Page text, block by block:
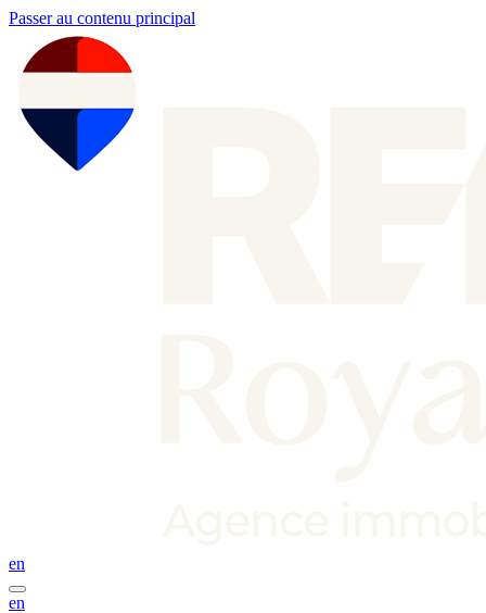
Passer au contenu principal
en
en